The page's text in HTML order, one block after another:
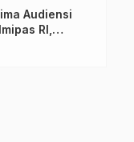
Audiensi
RI,
bagi